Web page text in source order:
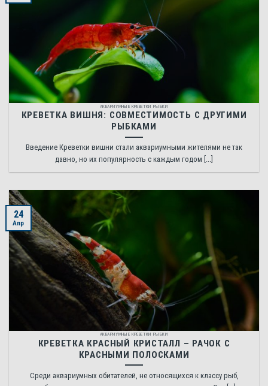
АКВАРИУМНЫЕ КРЕВЕТКИ РЫБКИ
КРЕВЕТКА ВИШНЯ: СОВМЕСТИМОСТЬ С ДРУГИМИ
РЫБКАМИ
Введение Креветки вишни стали аквариумными жителями не так
давно, но их популярность с каждым годом [...]
АКВАРИУМНЫЕ КРЕВЕТКИ РЫБКИ
КРЕВЕТКА КРАСНЫЙ КРИСТАЛЛ – РАЧОК С
КРАСНЫМИ ПОЛОСКАМИ
Среди аквариумных обитателей, не относящихся к классу рыб,
24
Апр